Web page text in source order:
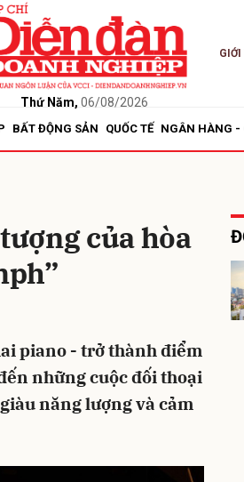
Thứ Năm, 06/08/2026
BẤT ĐỘNG SẢN QUỐC TẾ NGÂN HÀNG -
của hòa
piano - trở thành điểm
những cuộc đối thoại
năng lượng và cảm